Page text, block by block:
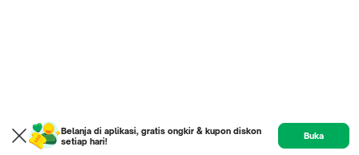
Belanja di aplikasi, gratis ongkir & kupon diskon
setiap hari!
Buka